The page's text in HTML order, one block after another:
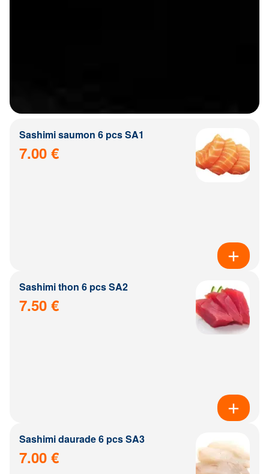
Sashimi saumon 6 pcs SA1
7.00 €
Sashimi thon 6 pcs SA2
7.50 €
Sashimi daurade 6 pcs SA3
7.00 €